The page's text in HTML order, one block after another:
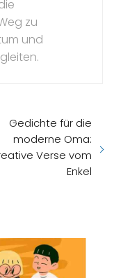
zu
und
Gedichte für die
moderne Oma:
Verse vom
Enkel